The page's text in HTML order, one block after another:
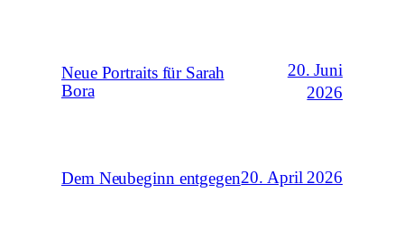
Neue Portraits für Sarah
Bora
20. Juni
2026
Dem Neubeginn entgegen20. April 2026